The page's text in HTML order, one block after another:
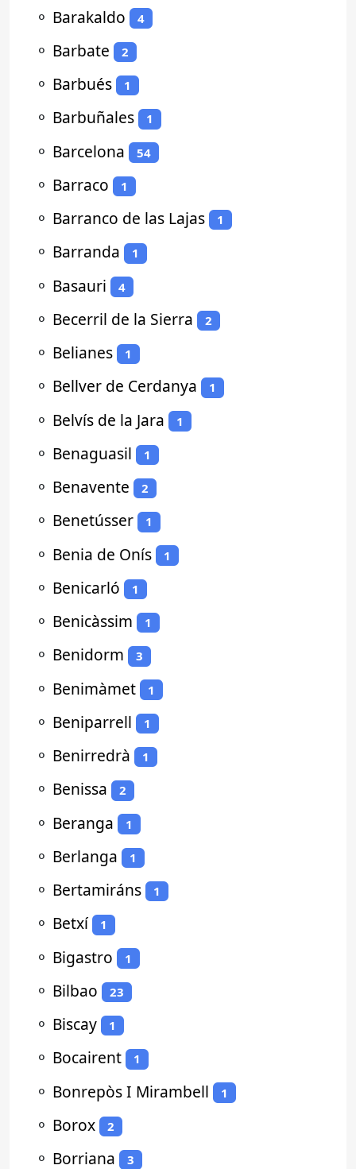
⚬ Barakaldo 4
⚬ Barbate 2
⚬ Barbués 1
⚬ Barbuñales 1
⚬ Barcelona 54
⚬ Barraco 1
⚬ Barranco de las Lajas 1
⚬ Barranda 1
⚬ Basauri 4
⚬ Becerril de la Sierra 2
⚬ Belianes 1
⚬ Bellver de Cerdanya 1
⚬ Belvís de la Jara 1
⚬ Benaguasil 1
⚬ Benavente 2
⚬ Benetússer 1
⚬ Benia de Onís 1
⚬ Benicarló 1
⚬ Benicàssim 1
⚬ Benidorm 3
⚬ Benimàmet 1
⚬ Beniparrell 1
⚬ Benirredrà 1
⚬ Benissa 2
⚬ Beranga 1
⚬ Berlanga 1
⚬ Bertamiráns 1
⚬ Betxí 1
⚬ Bigastro 1
⚬ Bilbao 23
⚬ Biscay 1
⚬ Bocairent 1
⚬ Bonrepòs I Mirambell 1
⚬ Borox 2
⚬ Borriana 3